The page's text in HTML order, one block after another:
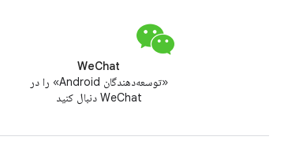
WeChat
«توسعه‌دهندگان Android» را در
WeChat دنبال کنید